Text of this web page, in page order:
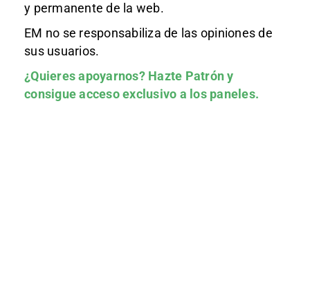
y permanente de la web.
EM no se responsabiliza de las opiniones de
sus usuarios.
¿Quieres apoyarnos? Hazte Patróny
consigue acceso exclusivo a los paneles.